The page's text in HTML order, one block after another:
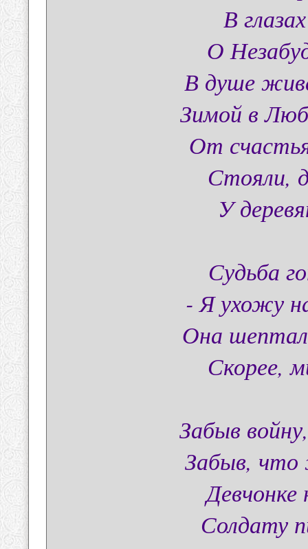
В
О
В душе
Зимой в
От
Стояли,
У
Судьба
- Я ухожу
Она
Скорее,
Забыв
Забыв, что
Девчонке
Солдату